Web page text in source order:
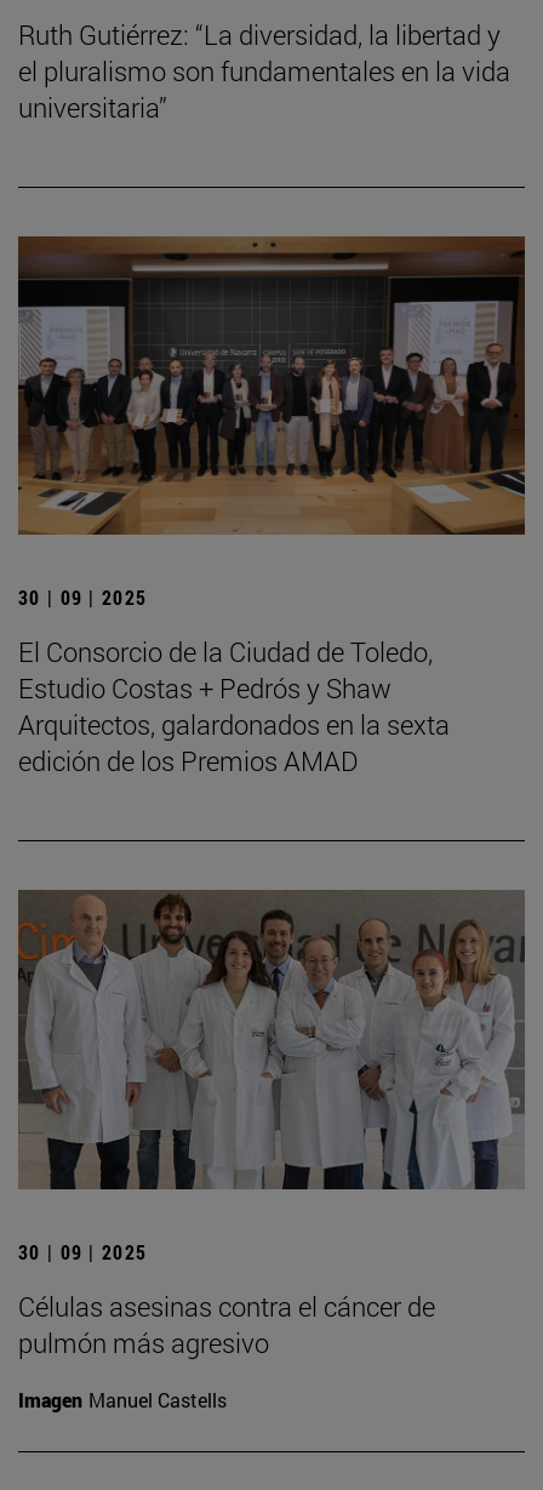
Ruth Gutiérrez: “La diversidad, la libertad y
el pluralismo son fundamentales en la vida
universitaria”
30 | 09 | 2025
El Consorcio de la Ciudad de Toledo,
Estudio Costas + Pedrós y Shaw
Arquitectos, galardonados en la sexta
edición de los Premios AMAD
30 | 09 | 2025
Células asesinas contra el cáncer de
pulmón más agresivo
Imagen Manuel Castells